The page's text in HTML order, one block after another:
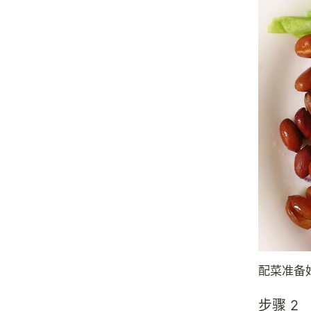
配菜准备
步骤 2